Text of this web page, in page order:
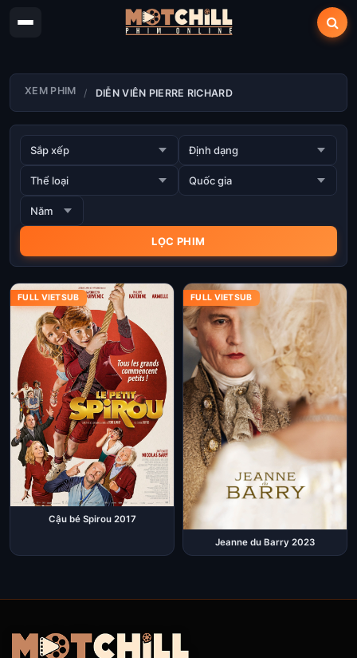
XEM PHIM DIỄN VIÊN PIERRE RICHARD
FULL VIETSUB
Cậu bé Spirou 2017
FULL VIETSUB
Jeanne du Barry 2023